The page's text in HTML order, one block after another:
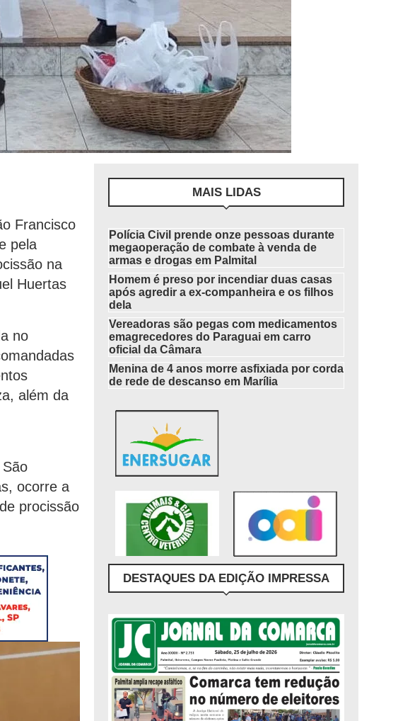
Francisco
pela
na
Huertas
no
além da
ocorre a
procissão
MAIS LIDAS
Polícia Civil prende onze pessoas durante
megaoperação de combate à venda de
armas e drogas em Palmital
Homem é preso por incendiar duas casas
após agredir a ex-companheira e os filhos
dela
Vereadoras são pegas com medicamentos
emagrecedores do Paraguai em carro
oficial da Câmara
Menina de 4 anos morre asfixiada por corda
de rede de descanso em Marília
DESTAQUES DA EDIÇÃO IMPRESSA